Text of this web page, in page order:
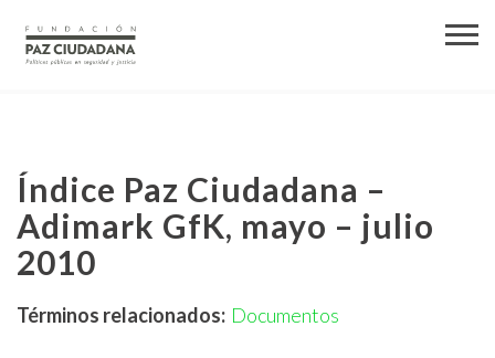
Índice Paz Ciudadana –
Adimark GfK, mayo – julio
2010
Términos relacionados: Documentos